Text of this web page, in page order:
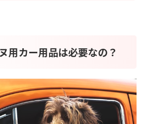
用カー用品は必要なの？